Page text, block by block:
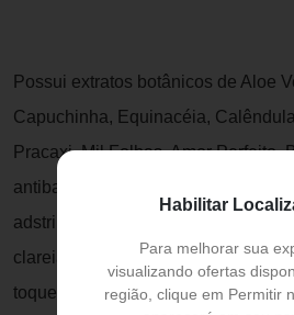
Habilitar
Para melhorar sua
visualizando ofertas
região, clique em Permitir
Possui extratos botânicos de Aloe
Capuchinha, Equinacéia,
Pracaxi, Mil Folhas, Amor Perfeito,
antibacteriana, anti-inflamatória,
adstringente, cicatrizante, promove
clareia a pele, é calmante, traz
toque seco combatendo a